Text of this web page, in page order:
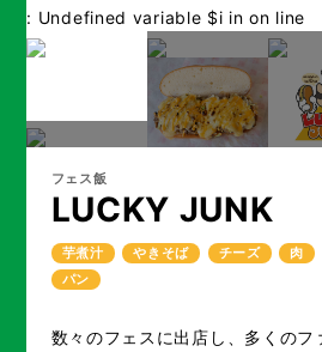
: Undefined variable $i inon line
フェス飯
LUCKY JUNK
芋煮汁 やきそば チーズ 肉
パン
数々のフェスに出店し、多くのフ